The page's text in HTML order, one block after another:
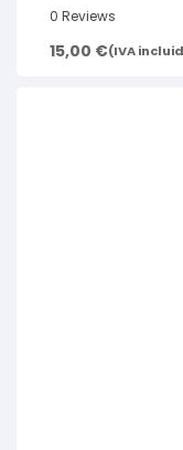
0 Reviews
15,00 €(IVA